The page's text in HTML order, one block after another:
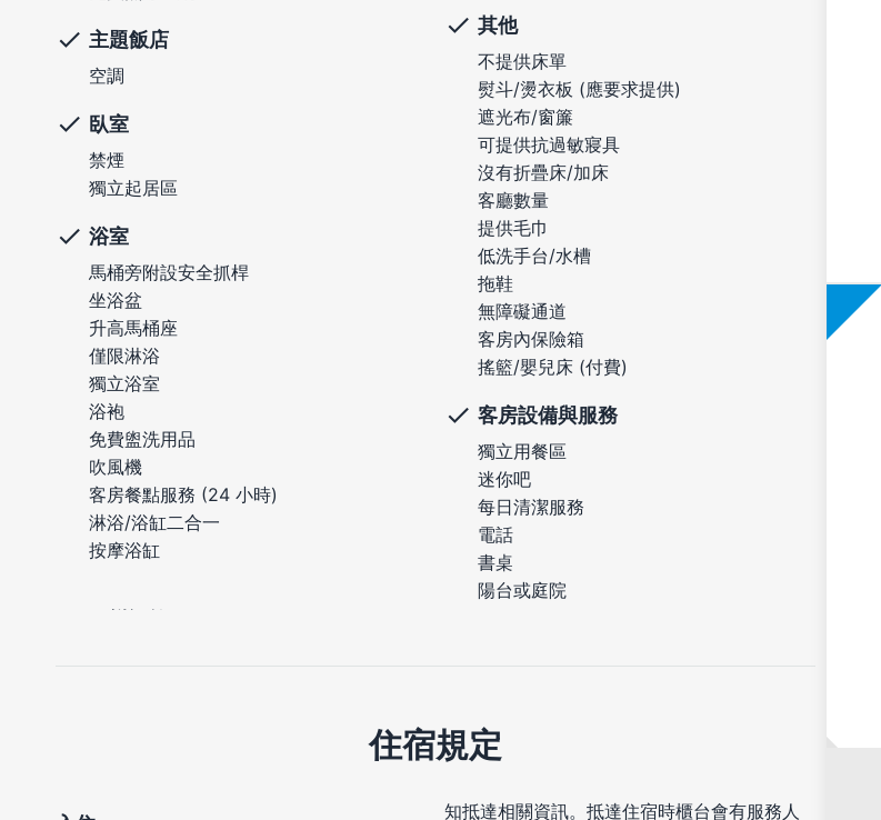
主題飯店
空調
臥室
禁煙
獨立起居區
浴室
馬桶旁附設安全抓桿
坐浴盆
升高馬桶座
僅限淋浴
獨立浴室
浴袍
免費盥洗用品
吹風機
客房餐點服務 (24 小時)
淋浴/浴缸二合一
按摩浴缸
其他
不提供床單
熨斗/燙衣板 (應要求提供)
遮光布/窗簾
可提供抗過敏寢具
沒有折疊床/加床
客廳數量
提供毛巾
低洗手台/水槽
拖鞋
無障礙通道
客房內保險箱
搖籃/嬰兒床 (付費)
客房設備與服務
獨立用餐區
迷你吧
每日清潔服務
電話
書桌
陽台或庭院
住宿規定
知抵達相關資訊。抵達住宿時櫃台會有服務人